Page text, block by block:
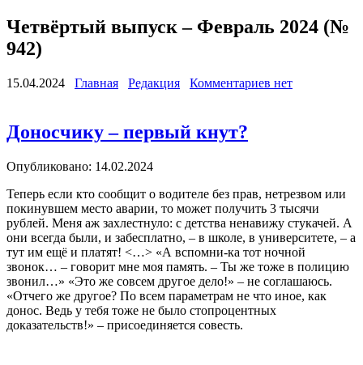
Четвёртый выпуск – Февраль 2024 (№
942)
15.04.2024 Главная Редакция Комментариев нет
Доносчику – первый кнут?
Опубликовано: 14.02.2024
Теперь если кто сообщит о водителе без прав, нетрезвом или
покинувшем место аварии, то может получить 3 тысячи
рублей. Меня аж захлестнуло: с детства ненавижу стукачей. А
они всегда были, и забесплатно, – в школе, в университете, – а
тут им ещё и платят! <…> «А вспомни-ка тот ночной
звонок… – говорит мне моя память. – Ты же тоже в полицию
звонил…» «Это же совсем другое дело!» – не соглашаюсь.
«Отчего же другое? По всем параметрам не что иное, как
донос. Ведь у тебя тоже не было стопроцентных
доказательств!» – присоединяется совесть.